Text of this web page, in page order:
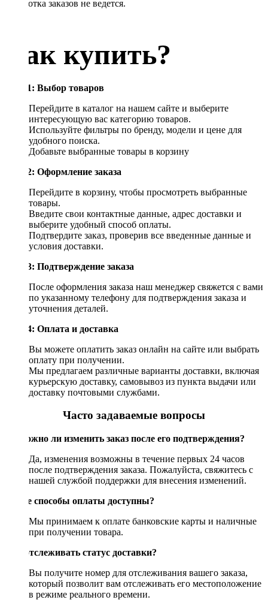
обработка заказов не ведется.
Как купить?
Шаг 1: Выбор товаров
Перейдите в каталог на нашем сайте и выберите
интересующую вас категорию товаров.
Используйте фильтры по бренду, модели и цене для
удобного поиска.
Добавьте выбранные товары в корзину
Шаг 2: Оформление заказа
Перейдите в корзину, чтобы просмотреть выбранные
товары.
Введите свои контактные данные, адрес доставки и
выберите удобный способ оплаты.
Подтвердите заказ, проверив все введенные данные и
условия доставки.
Шаг 3: Подтверждение заказа
После оформления заказа наш менеджер свяжется с вами
по указанному телефону для подтверждения заказа и
уточнения деталей.
Шаг 4: Оплата и доставка
Вы можете оплатить заказ онлайн на сайте или выбрать
оплату при получении.
Мы предлагаем различные варианты доставки, включая
курьерскую доставку, самовывоз из пункта выдачи или
доставку почтовыми службами.
Часто задаваемые вопросы
Возможно ли изменить заказ после его подтверждения?
Да, изменения возможны в течение первых 24 часов
после подтверждения заказа. Пожалуйста, свяжитесь с
нашей службой поддержки для внесения изменений.
Какие способы оплаты доступны?
Мы принимаем к оплате банковские карты и наличные
при получении товара.
Как отслеживать статус доставки?
Вы получите номер для отслеживания вашего заказа,
который позволит вам отслеживать его местоположение
в режиме реального времени.